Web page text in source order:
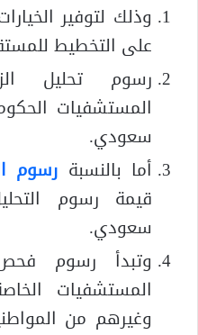
وذلك لتوفير
على التخطيط
رسوم تحليل
سعودي.
أما بالنسبة رسوم
سعودي.
وتبدأ رسوم
المستشفيات